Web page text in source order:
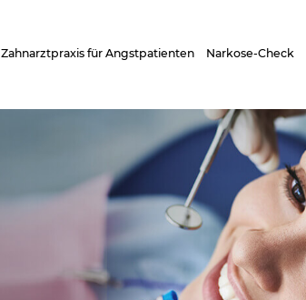
Zahnarztpraxis für Angstpatienten Narkose-Check